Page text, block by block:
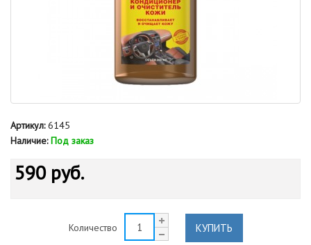
Артикул:6145
Наличие: Под заказ
590 руб.
Количество КУПИТЬ